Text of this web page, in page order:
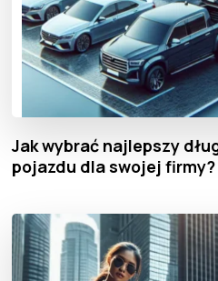
Jak wybrać najlepszy
pojazdu dla swojej firmy?